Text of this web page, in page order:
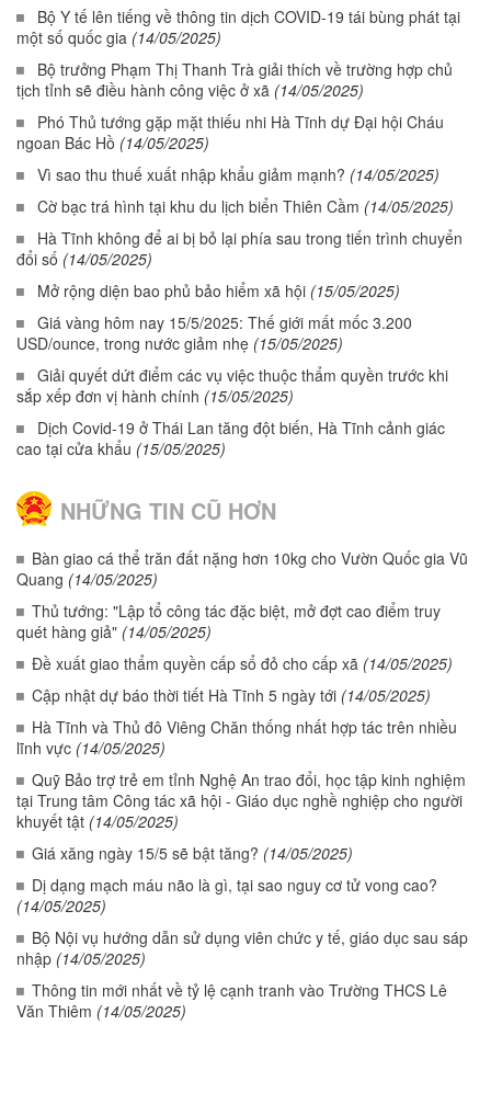
Bộ Y tế lên tiếng về thông tin dịch COVID-19 tái bùng phát tại
một số quốc gia (14/05/2025)
Bộ trưởng Phạm Thị Thanh Trà giải thích về trường hợp chủ
tịch tỉnh sẽ điều hành công việc ở xã (14/05/2025)
Phó Thủ tướng gặp mặt thiếu nhi Hà Tĩnh dự Đại hội Cháu
ngoan Bác Hồ (14/05/2025)
Vì sao thu thuế xuất nhập khẩu giảm mạnh? (14/05/2025)
Cờ bạc trá hình tại khu du lịch biển Thiên Cầm (14/05/2025)
Hà Tĩnh không để ai bị bỏ lại phía sau trong tiến trình chuyển
đổi số (14/05/2025)
Mở rộng diện bao phủ bảo hiểm xã hội (15/05/2025)
Giá vàng hôm nay 15/5/2025: Thế giới mất mốc 3.200
USD/ounce, trong nước giảm nhẹ (15/05/2025)
Giải quyết dứt điểm các vụ việc thuộc thẩm quyền trước khi
sắp xếp đơn vị hành chính (15/05/2025)
Dịch Covid-19 ở Thái Lan tăng đột biến, Hà Tĩnh cảnh giác
cao tại cửa khẩu (15/05/2025)
NHỮNG TIN CŨ HƠN
Bàn giao cá thể trăn đất nặng hơn 10kg cho Vườn Quốc gia Vũ
Quang (14/05/2025)
Thủ tướng: "Lập tổ công tác đặc biệt, mở đợt cao điểm truy
quét hàng giả" (14/05/2025)
Đề xuất giao thẩm quyền cấp sổ đỏ cho cấp xã (14/05/2025)
Cập nhật dự báo thời tiết Hà Tĩnh 5 ngày tới (14/05/2025)
Hà Tĩnh và Thủ đô Viêng Chăn thống nhất hợp tác trên nhiều
lĩnh vực (14/05/2025)
Quỹ Bảo trợ trẻ em tỉnh Nghệ An trao đổi, học tập kinh nghiệm
tại Trung tâm Công tác xã hội - Giáo dục nghề nghiệp cho người
khuyết tật (14/05/2025)
Giá xăng ngày 15/5 sẽ bật tăng? (14/05/2025)
Dị dạng mạch máu não là gì, tại sao nguy cơ tử vong cao?
(14/05/2025)
Bộ Nội vụ hướng dẫn sử dụng viên chức y tế, giáo dục sau sáp
nhập (14/05/2025)
Thông tin mới nhất về tỷ lệ cạnh tranh vào Trường THCS Lê
Văn Thiêm (14/05/2025)